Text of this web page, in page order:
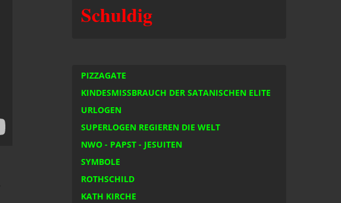
Schuldig
PIZZAGATE
KINDESMISSBRAUCH DER SATANISCHEN ELITE
URLOGEN
SUPERLOGEN REGIEREN DIE WELT
NWO - PAPST - JESUITEN
SYMBOLE
ROTHSCHILD
KATH KIRCHE